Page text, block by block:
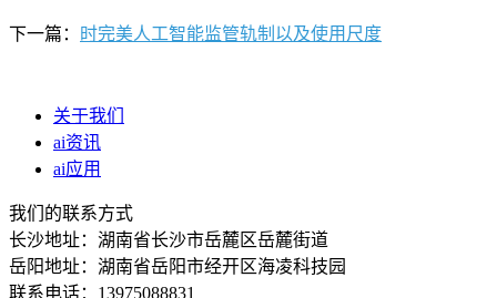
下一篇： 时完美人工智能监管轨制以及使用尺度
关于我们
ai资讯
ai应用
我们的联系方式
长沙地址：湖南省长沙市岳麓区岳麓街道
岳阳地址：湖南省岳阳市经开区海凌科技园
联系电话：13975088831